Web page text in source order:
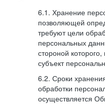
6.1. Хранение
позволяющей
требуют цели
персональных
стороной
субъект
6.2. Сроки
обработки
осуществляется